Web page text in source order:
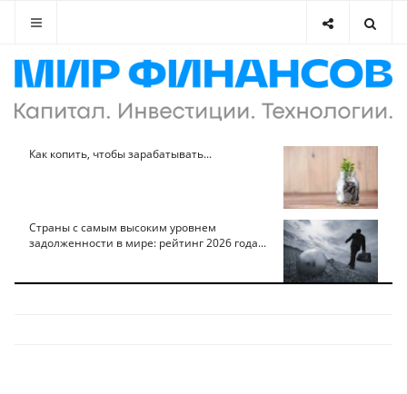
Как копить, чтобы зарабатывать...
Страны с самым высоким уровнем
задолженности в мире: рейтинг 2026 года...